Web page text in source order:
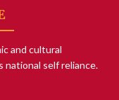
and cultural
national self reliance.